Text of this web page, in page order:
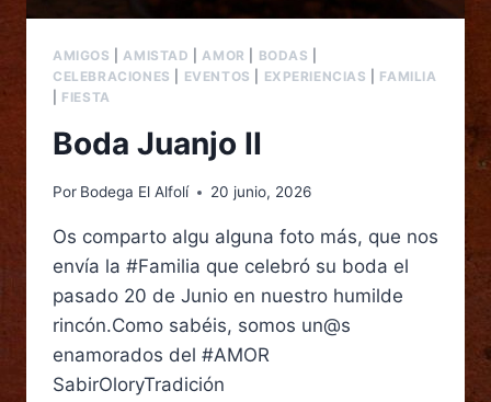
AMIGOS AMISTAD AMOR BODAS
CELEBRACIONES
EVENTOS EXPERIENCIAS
FAMILIA
FIESTA
Boda Juanjo II
Por Bodega El Alfolí 20 junio, 2026
Os comparto algu alguna foto más, que nos
envía la #Familia que celebró su boda el
pasado 20 de Junio en nuestro humilde
rincón.Como sabéis, somos un@s
enamorados del #AMOR
SabirOloryTradición